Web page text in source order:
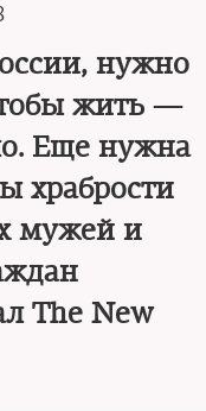
нужно
жить —
Еще нужна
храбрости
мужей и
The New